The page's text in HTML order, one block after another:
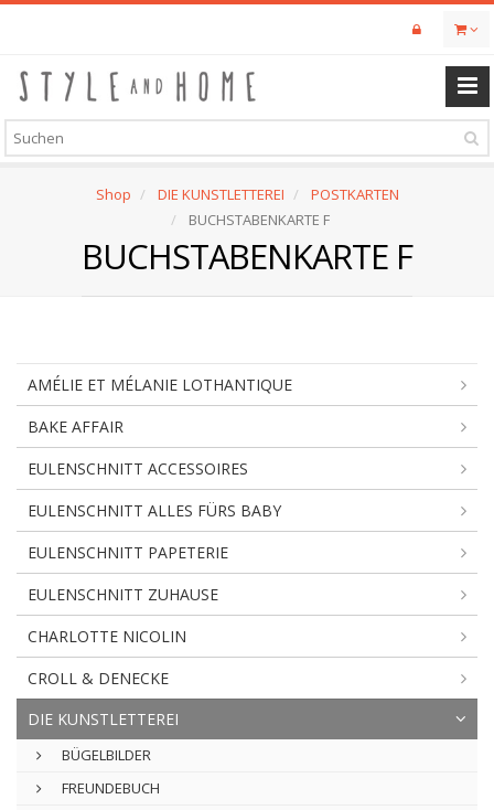
Skip
content
Shop DIE KUNSTLETTEREI
POSTKARTEN
BUCHSTABENKARTE F
BUCHSTABENKARTE F
AMÉLIE ET MÉLANIE LOTHANTIQUE
BAKE AFFAIR
EULENSCHNITT ACCESSOIRES
EULENSCHNITT ALLES FÜRS BABY
EULENSCHNITT PAPETERIE
EULENSCHNITT ZUHAUSE
CHARLOTTE NICOLIN
CROLL & DENECKE
DIE KUNSTLETTEREI
BÜGELBILDER
FREUNDEBUCH